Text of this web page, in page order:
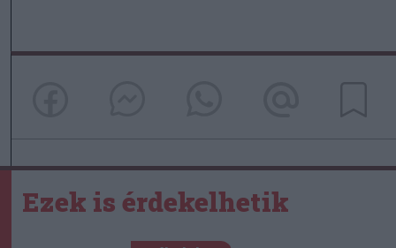
Ezek is érdekelhetik